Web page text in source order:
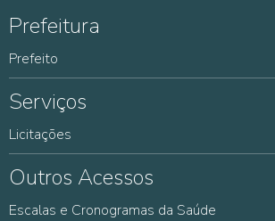
Prefeitura
Prefeito
Serviços
Licitações
Outros Acessos
Escalas e Cronogramas da Saúde